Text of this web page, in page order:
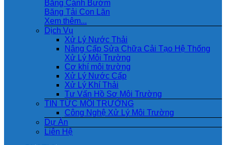
Băng Cánh Bướm
Băng Tải Con Lăn
Xem thêm...
Dịch Vụ
Xử Lý Nước Thải
Nâng Cấp Sửa Chữa Cải Tạo Hệ Thống
Xử Lý Môi Trường
Cơ khí môi trường
Xử Lý Nước Cấp
Xử Lý Khí Thải
Tư Vấn Hồ Sơ Môi Trường
TIN TỨC MÔI TRƯỜNG
Công Nghệ Xử Lý Môi Trường
Dự Án
Liên Hệ